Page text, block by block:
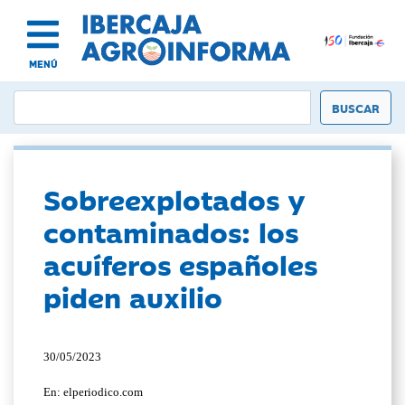
MENÚ
Sobreexplotados y
contaminados: los
acuíferos españoles
piden auxilio
30/05/2023
En: elperiodico.com